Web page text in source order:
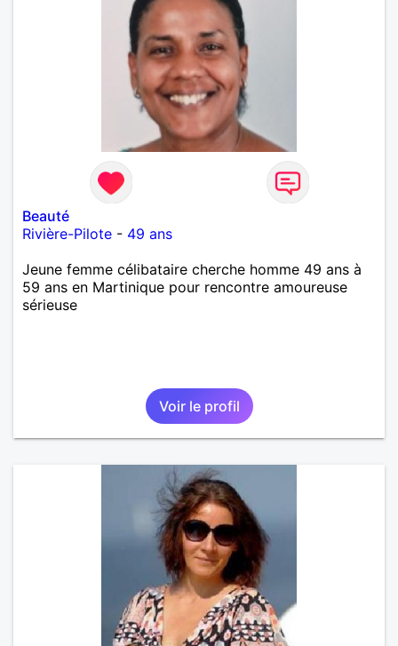
Beauté
Rivière-Pilote - 49 ans
Jeune femme célibataire cherche homme 49 ans à
59 ans en Martinique pour rencontre amoureuse
sérieuse
Voir le profil